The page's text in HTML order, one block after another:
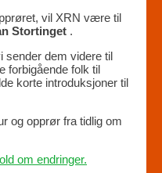
vil XRN være til
Stortinget .
sender dem videre til
forbigående folk til
korte introduksjoner til
og opprør fra tidlig om
om endringer.